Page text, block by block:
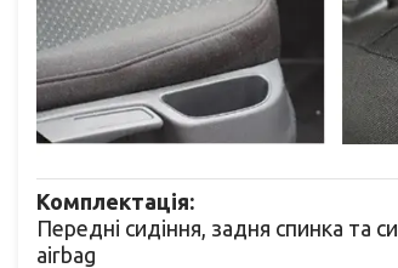
Комплектація:
Передні сидіння, задня спинка та
airbag